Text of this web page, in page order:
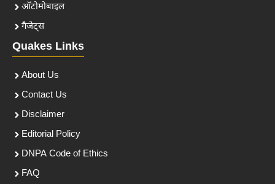
ऑटोमोबाइल
गैजेट्स
Quakes Links
About Us
Contact Us
Disclaimer
Editorial Policy
DNPA Code of Ethics
FAQ